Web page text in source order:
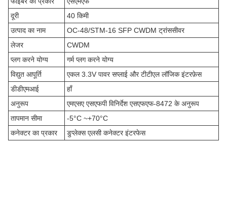
दूरी
40 किमी
उत्पाद का नाम
OC-48/STM-16 SFP CWDM ट्रांससीवर
लेजर
CWDM
प्लग करने योग्य
गर्म प्लग करने योग्य
विद्युत आपूर्ति
एकल 3.3V पावर सप्लाई और टीटीएल लॉजिक इंटरफ़ेस
डीडीएमआई
हाँ
अनुरूप
एमएसए एसएफपी विनिर्देश एसएफएफ-8472 के अनुरूप
तापमान सीमा
-5°C ~+70°C
कनेक्टर का प्रकार
डुप्लेक्स एलसी कनेक्टर इंटरफेस